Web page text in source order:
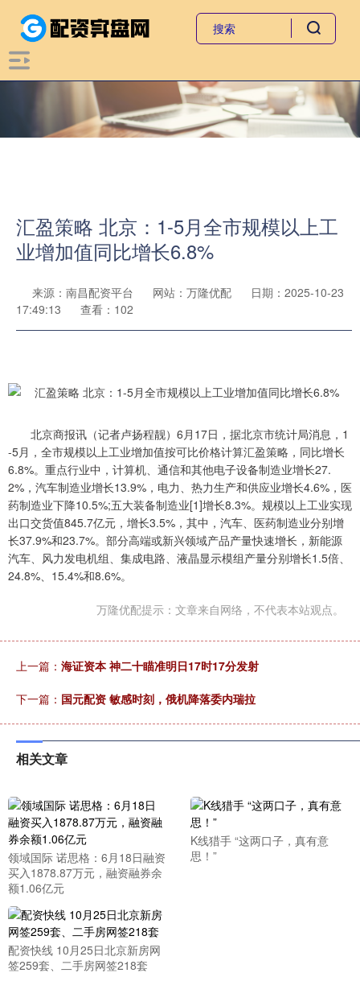
汇盈策略 北京：1-5月全市规模以上工
业增加值同比增长6.8%
来源：南昌配资平台 网站：万隆优配
日期：2025-10-23
17:49:13
查看：102
北京商报讯（记者卢扬程靓）6月17日，据北京市统计局消息，1
-5月，全市规模以上工业增加值按可比价格计算汇盈策略，同比增长
6.8%。重点行业中，计算机、通信和其他电子设备制造业增长27.
2%，汽车制造业增长13.9%，电力、热力生产和供应业增长4.6%，医
药制造业下降10.5%;五大装备制造业[1]增长8.3%。规模以上工业实现
出口交货值845.7亿元，增长3.5%，其中，汽车、医药制造业分别增
长37.9%和23.7%。部分高端或新兴领域产品产量快速增长，新能源
汽车、风力发电机组、集成电路、液晶显示模组产量分别增长1.5倍、
24.8%、15.4%和8.6%。
万隆优配提示：文章来自网络，不代表本站观点。
上一篇： 海证资本 神二十瞄准明日17时17分发射
下一篇： 国元配资 敏感时刻，俄机降落委内瑞拉
相关文章
领域国际 诺思格：6月18日融资
买入1878.87万元，融资融券余
额1.06亿元
K线猎手 “这两口子，真有意
思！”
配资快线 10月25日北京新房网
签259套、二手房网签218套